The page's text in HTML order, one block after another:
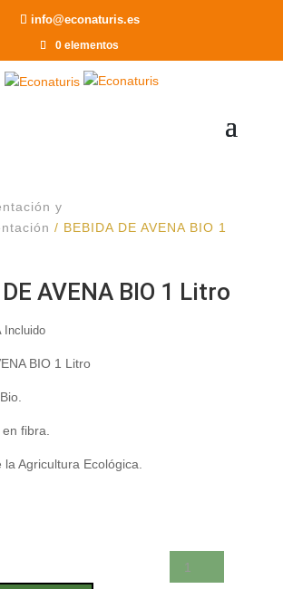
info@econaturis.es
0 elementos
y
/ BEBIDA DE AVENA BIO 1
AVENA BIO 1 Litro
Incluido
BIO 1 Litro
fibra.
Agricultura Ecológica.